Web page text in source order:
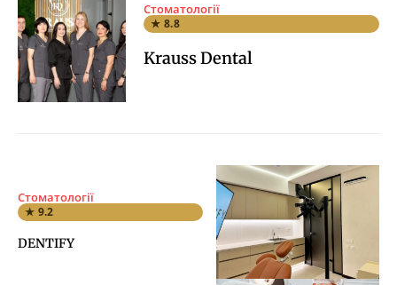
Стоматології
★ 8.8
Krauss Dental
Стоматології
★ 9.2
DENTIFY